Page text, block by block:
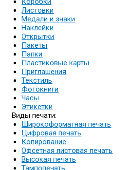
Листовки
Медали и знаки
Наклейки
Открытки
Пакеты
Папки
Пластиковые карты
Приглашения
Текстиль
Фотокниги
Часы
Этикетки
Виды печати:
Широкоформатная печать
Цифровая печать
Копирование
Офсетная листовая печать
Высокая печать
Тампопечать